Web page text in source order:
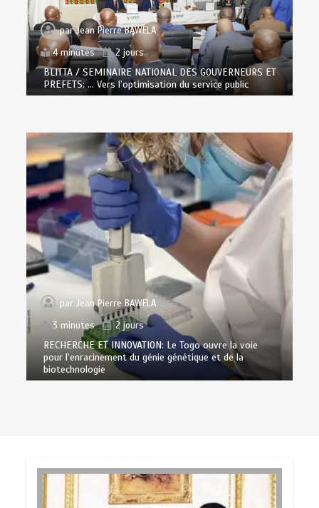
parJean Pierre BAWELA
4 minutes
2 jours
BLITTA / SEMINAIRE NATIONAL DES GOUVERNEURS ET
PREFETS: … Vers l’optimisation du service public
parJean Pierre BAWELA
3 minutes
2 jours
RECHERCHE ET INNOVATION: Le Togo ouvre la voie
pour l’enracinement du génie génétique et de la
biotechnologie